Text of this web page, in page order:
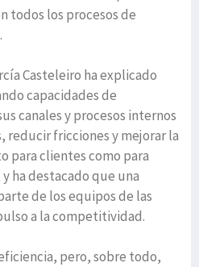
todos los procesos de
Casteleiro ha explicado
capacidades de
canales y procesos internos
reducir fricciones y mejorar la
para clientes como para
ha destacado que una
de los equipos de las
a la competitividad.
pero, sobre todo,